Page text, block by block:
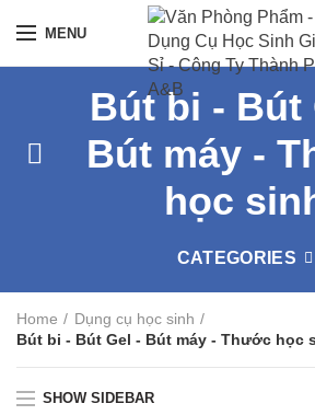
MENU
Bút bi - Bút
Bút máy -
học
CATEGORIES
Home
Dụng cụ học sinh
Bút bi - Bút Gel - Bút máy - Thước học
SHOW SIDEBAR